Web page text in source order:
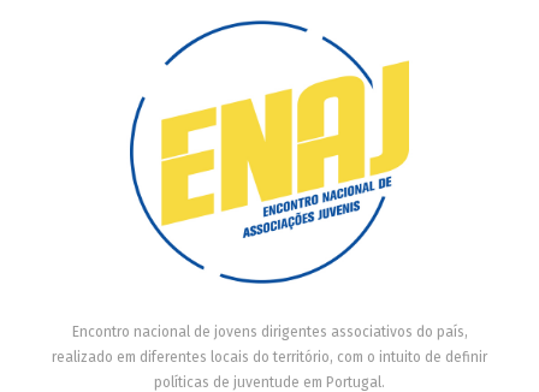
Encontro nacional de jovens dirigentes associativos do país,
realizado em diferentes locais do território, com o intuito de definir
políticas de juventude em Portugal.